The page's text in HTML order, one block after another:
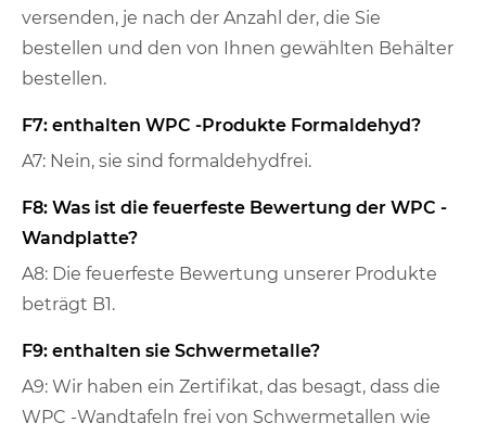
versenden, je nach der Anzahl der, die Sie
bestellen und den von Ihnen gewählten Behälter
bestellen.
F7: enthalten WPC -Produkte Formaldehyd?
A7: Nein, sie sind formaldehydfrei.
F8: Was ist die feuerfeste Bewertung der WPC -
Wandplatte?
A8: Die feuerfeste Bewertung unserer Produkte
beträgt B1.
F9: enthalten sie Schwermetalle?
A9: Wir haben ein Zertifikat, das besagt, dass die
WPC -Wandtafeln frei von Schwermetallen wie